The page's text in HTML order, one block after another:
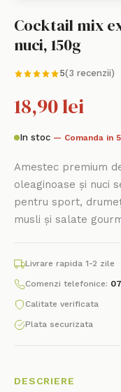
Cocktail mix
nuci, 150g
5(3 recenzii)
18,90 lei
In stoc — Comanda in
Amestec premium
oleaginoase și nuci
pentru sport,
musli și salate
Livrare rapida 1-2 zile
Comenzi telefonice:
Calitate verificata
Plata securizata
DESCRIERE